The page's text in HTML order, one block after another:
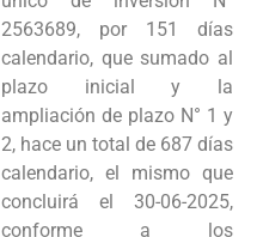
2563689, por 151 días
calendario, que sumado al
plazo inicial y la
ampliación de plazo N° 1 y
2, hace un total de 687 días
calendario, el mismo que
concluirá el 30-06-2025,
conforme a los